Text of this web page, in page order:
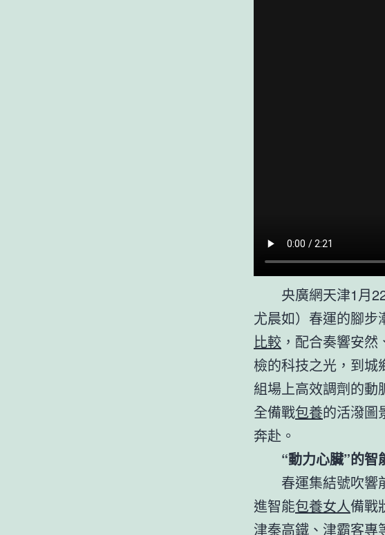
央廣網天津1月
尤晨如）春運的腳步
比較 ，配合奏響安
檢的科技之光，到城
組場上高效調劑的
全備戰包養的活潑
奔赴。
“動力心臟”的智
春運集結號吹響
進智能包養女人備戰
津秦高鐵、津霸客專